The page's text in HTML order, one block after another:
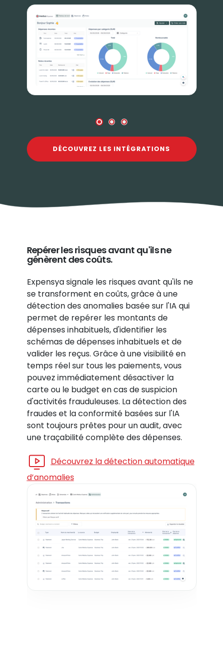
DÉCOUVREZ LES INTÉGRATIONS
Repérer les risques avant qu'ils ne
génèrent des coûts.
Expensya signale les risques avant qu'ils ne
se transforment en coûts, grâce à une
détection des anomalies basée sur l'IA qui
permet de repérer les montants de
dépenses inhabituels, d'identifier les
schémas de dépenses inhabituels et de
valider les reçus. Grâce à une visibilité en
temps réel sur tous les paiements, vous
pouvez immédiatement désactiver la
carte ou le budget en cas de suspicion
d'activités frauduleuses. La détection des
fraudes et la conformité basées sur l'IA
sont toujours prêtes pour un audit, avec
une traçabilité complète des dépenses.
Découvrez la détection automatique
d’anomalies